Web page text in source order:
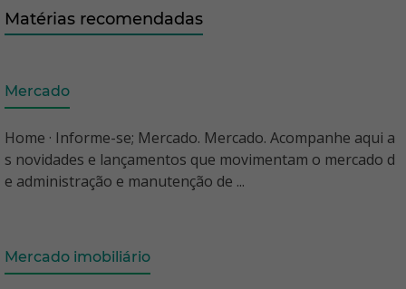
Matérias recomendadas
Mercado
Home · Informe-se; Mercado. Mercado. Acompanhe aqui a
s novidades e lançamentos que movimentam o mercado d
e administração e manutenção de ...
Mercado imobiliário